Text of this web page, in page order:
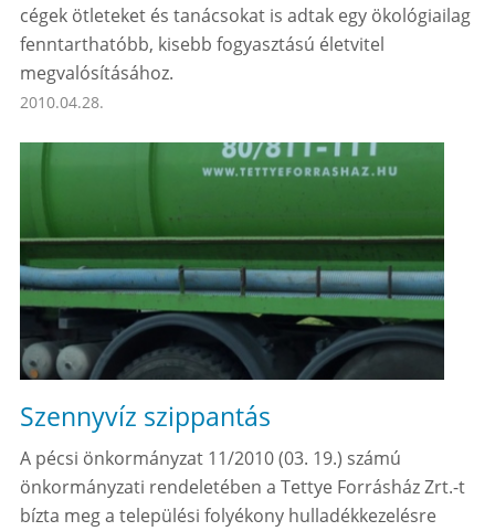
cégek ötleteket és tanácsokat is adtak egy ökológiailag
fenntarthatóbb, kisebb fogyasztású életvitel
megvalósításához.
2010.04.28.
Szennyvíz szippantás
A pécsi önkormányzat 11/2010 (03. 19.) számú
önkormányzati rendeletében a Tettye Forrásház Zrt.-t
bízta meg a települési folyékony hulladékkezelésre